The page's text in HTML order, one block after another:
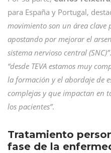
para España y Portugal,
movimiento son un área clave
apostando por mejorar el
sistema nervioso central (SNC)”
“desde TEVA estamos muy
la formación y el abordaje de
complejas y que impactan en
los pacientes”.
Tratamiento
fase de la